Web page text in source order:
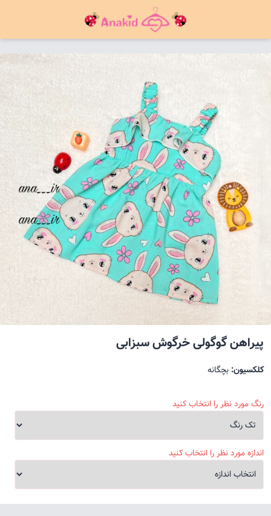
پیراهن گوگولی خرگوش سبزابی
کلکسیون: بچگانه
رنگ مورد نظر را انتخاب کنید
اندازه مورد نظر را انتخاب کنید